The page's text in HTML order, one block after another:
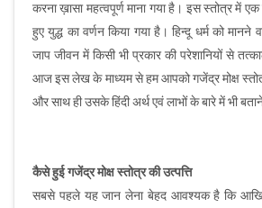
JANAMPATRI
RASHIPHAL
LITERATURE
करना ख़ासा महत्वपूर्ण माना गया है। इस स्तोत्र में
हुए युद्ध का वर्णन किया गया है। हिन्दू धर्म को
जाप जीवन में किसी भी प्रकार की परेशानियों से
आज इस लेख के माध्यम से हम आपको गजेंद्र मोक्ष
और साथ ही उसके हिंदी अर्थ एवं लाभों के बारे में भी
कैसे हुई गजेंद्र मोक्ष स्तोत्र की उत्पत्ति
सबसे पहले यह जान लेना बेहद आवश्यक है कि आखिर